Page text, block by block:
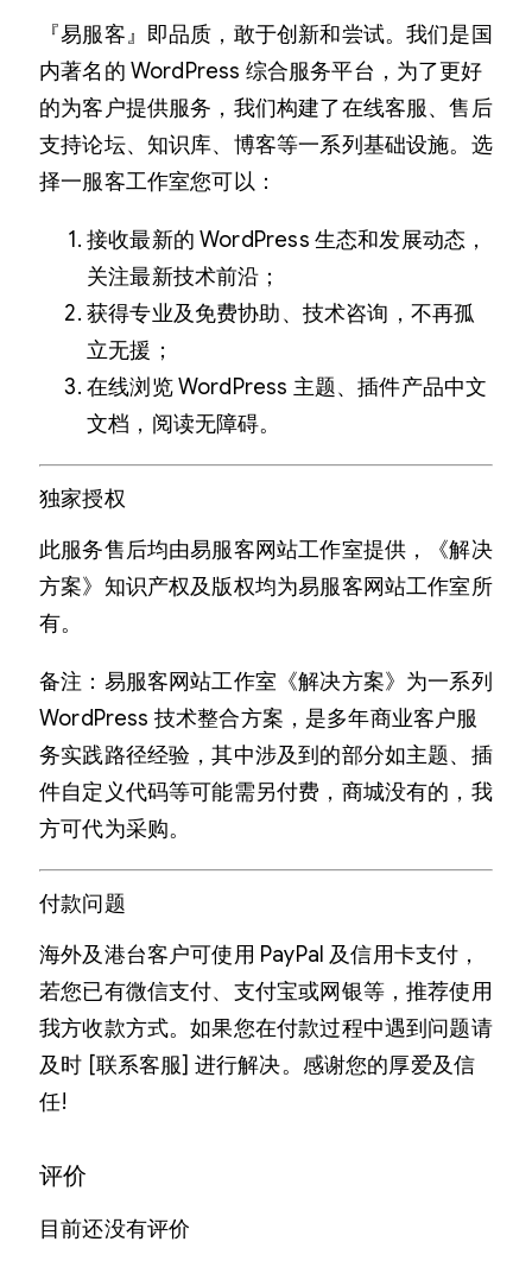
『易服客』即品质，敢于创新和尝试。我们是国
内著名的 WordPress 综合服务平台，为了更好
的为客户提供服务，我们构建了在线客服、售后
支持论坛、知识库、博客等一系列基础设施。选
择一服客工作室您可以：
接收最新的 WordPress 生态和发展动态，
关注最新技术前沿；
获得专业及免费协助、技术咨询，不再孤
立无援；
在线浏览 WordPress 主题、插件产品中文
文档，阅读无障碍。
独家授权
此服务售后均由易服客网站工作室提供，《解决
方案》知识产权及版权均为易服客网站工作室所
有。
备注：易服客网站工作室《解决方案》为一系列
WordPress 技术整合方案，是多年商业客户服
务实践路径经验，其中涉及到的部分如主题、插
件自定义代码等可能需另付费，商城没有的，我
方可代为采购。
付款问题
海外及港台客户可使用 PayPal 及信用卡支付，
若您已有微信支付、支付宝或网银等，推荐使用
我方收款方式。如果您在付款过程中遇到问题请
及时 [联系客服] 进行解决。感谢您的厚爱及信
任!
评价
目前还没有评价